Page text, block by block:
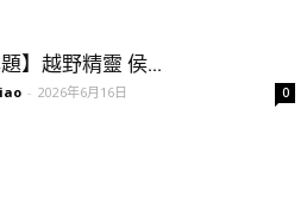
題】越野精靈 侯...
- 2026年6月16日 0